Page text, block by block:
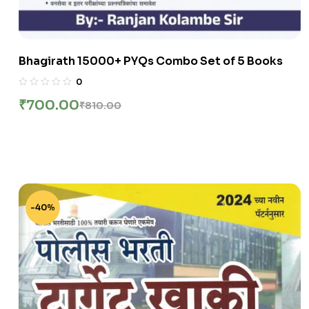
Bhagirath 15000+ PYQs Combo Set of 5 Books
0
₹810.00
₹700.00
-40%